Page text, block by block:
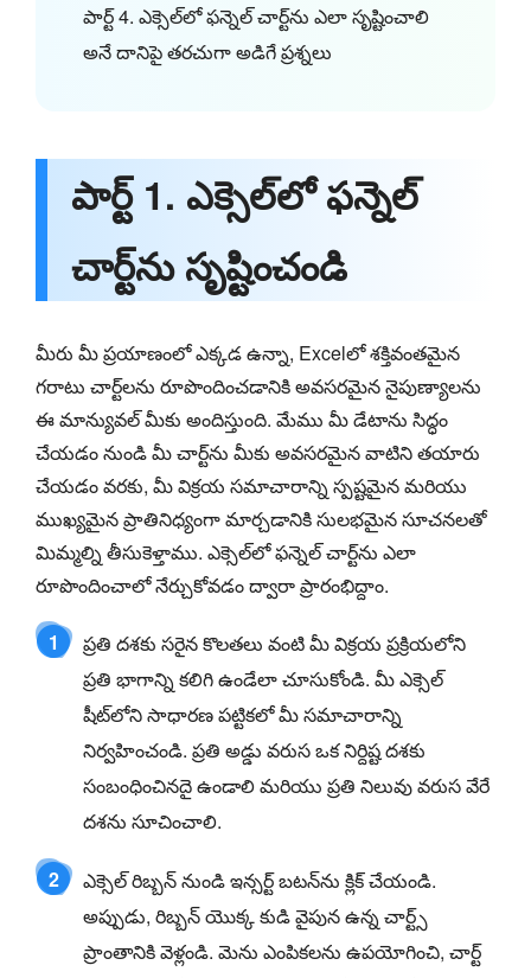
పార్ట్ 4. ఎక్సెల్‌లో ఫన్నెల్ చార్ట్‌ను ఎలా సృష్టించాలి
అనే దానిపై తరచుగా అడిగే ప్రశ్నలు
పార్ట్ 1. ఎక్సెల్‌లో ఫన్నెల్
చార్ట్‌ను సృష్టించండి
మీరు మీ ప్రయాణంలో ఎక్కడ ఉన్నా, Excelలో శక్తివంతమైన
గరాటు చార్ట్‌లను రూపొందించడానికి అవసరమైన నైపుణ్యాలను
ఈ మాన్యువల్ మీకు అందిస్తుంది. మేము మీ డేటాను సిద్ధం
చేయడం నుండి మీ చార్ట్‌ను మీకు అవసరమైన వాటిని తయారు
చేయడం వరకు, మీ విక్రయ సమాచారాన్ని స్పష్టమైన మరియు
ముఖ్యమైన ప్రాతినిధ్యంగా మార్చడానికి సులభమైన సూచనలతో
మిమ్మల్ని తీసుకెళ్తాము. ఎక్సెల్‌లో ఫన్నెల్ చార్ట్‌ను ఎలా
రూపొందించాలో నేర్చుకోవడం ద్వారా ప్రారంభిద్దాం.
1
ప్రతి దశకు సరైన కొలతలు వంటి మీ విక్రయ ప్రక్రియలోని
ప్రతి భాగాన్ని కలిగి ఉండేలా చూసుకోండి. మీ ఎక్సెల్
షీట్‌లోని సాధారణ పట్టికలో మీ సమాచారాన్ని
నిర్వహించండి. ప్రతి అడ్డు వరుస ఒక నిర్దిష్ట దశకు
సంబంధించినదై ఉండాలి మరియు ప్రతి నిలువు వరుస వేరే
దశను సూచించాలి.
2
ఎక్సెల్ రిబ్బన్ నుండి ఇన్సర్ట్ బటన్‌ను క్లిక్ చేయండి.
అప్పుడు, రిబ్బన్ యొక్క కుడి వైపున ఉన్న చార్ట్స్
ప్రాంతానికి వెళ్లండి. మెను ఎంపికలను ఉపయోగించి, చార్ట్